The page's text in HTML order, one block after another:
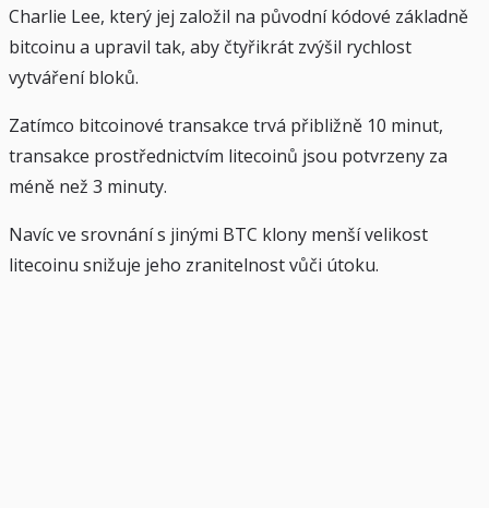
Charlie Lee, který jej založil na původní kódové základně
bitcoinu a upravil tak, aby čtyřikrát zvýšil rychlost
vytváření bloků.
Zatímco bitcoinové transakce trvá přibližně 10 minut,
transakce prostřednictvím litecoinů jsou potvrzeny za
méně než 3 minuty.
Navíc ve srovnání s jinými BTC klony menší velikost
litecoinu snižuje jeho zranitelnost vůči útoku.